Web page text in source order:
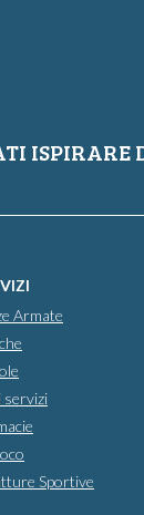
ISPIRARE
Armate
servizi
Sportive